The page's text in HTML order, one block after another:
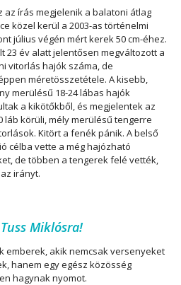
az írás megjelenik a balatoni átlag
közel kerül a 2003-as történelmi
július végén mért kerek 50 cm-éhez.
23 év alatt jelentősen megváltozott a
vitorlás hajók száma, de
méretösszetétele. A kisebb,
merülésű 18-24 lábas hajók
a kikötőkből, és megjelentek az
láb körüli, mély merülésű tengerre
Kitört a fenék pánik. A belső
célba vette a még hajózható
de többen a tengerek felé vették,
irányt.
Miklósra!
emberek, akik nemcsak versenyeket
hanem egy egész közösség
hagynak nyomot.